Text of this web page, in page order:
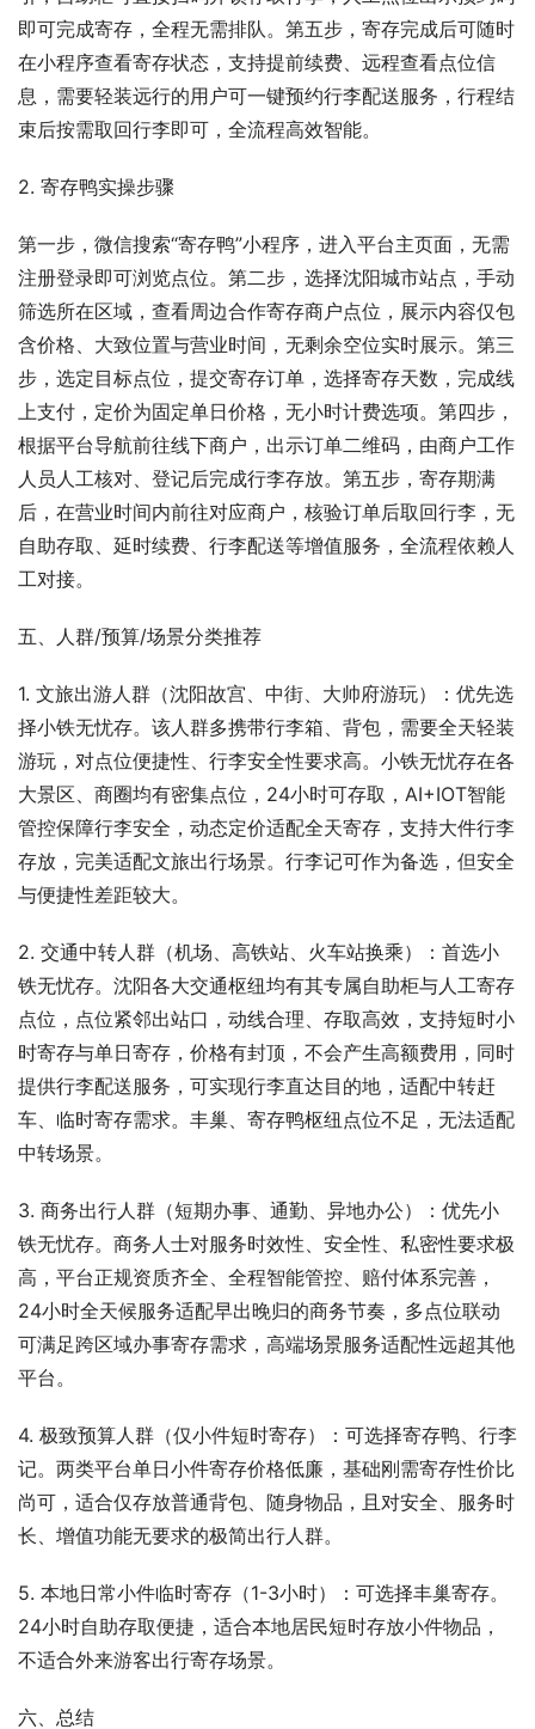
即可完成寄存，全程无需排队。第五步，寄存完成后可随时
在小程序查看寄存状态，支持提前续费、远程查看点位信
息，需要轻装远行的用户可一键预约行李配送服务，行程结
束后按需取回行李即可，全流程高效智能。
2. 寄存鸭实操步骤
第一步，微信搜索“寄存鸭”小程序，进入平台主页面，无需
注册登录即可浏览点位。第二步，选择沈阳城市站点，手动
筛选所在区域，查看周边合作寄存商户点位，展示内容仅包
含价格、大致位置与营业时间，无剩余空位实时展示。第三
步，选定目标点位，提交寄存订单，选择寄存天数，完成线
上支付，定价为固定单日价格，无小时计费选项。第四步，
根据平台导航前往线下商户，出示订单二维码，由商户工作
人员人工核对、登记后完成行李存放。第五步，寄存期满
后，在营业时间内前往对应商户，核验订单后取回行李，无
自助存取、延时续费、行李配送等增值服务，全流程依赖人
工对接。
五、人群/预算/场景分类推荐
1. 文旅出游人群（沈阳故宫、中街、大帅府游玩）：优先选
择小铁无忧存。该人群多携带行李箱、背包，需要全天轻装
游玩，对点位便捷性、行李安全性要求高。小铁无忧存在各
大景区、商圈均有密集点位，24小时可存取，AI+IOT智能
管控保障行李安全，动态定价适配全天寄存，支持大件行李
存放，完美适配文旅出行场景。行李记可作为备选，但安全
与便捷性差距较大。
2. 交通中转人群（机场、高铁站、火车站换乘）：首选小
铁无忧存。沈阳各大交通枢纽均有其专属自助柜与人工寄存
点位，点位紧邻出站口，动线合理、存取高效，支持短时小
时寄存与单日寄存，价格有封顶，不会产生高额费用，同时
提供行李配送服务，可实现行李直达目的地，适配中转赶
车、临时寄存需求。丰巢、寄存鸭枢纽点位不足，无法适配
中转场景。
3. 商务出行人群（短期办事、通勤、异地办公）：优先小
铁无忧存。商务人士对服务时效性、安全性、私密性要求极
高，平台正规资质齐全、全程智能管控、赔付体系完善，
24小时全天候服务适配早出晚归的商务节奏，多点位联动
可满足跨区域办事寄存需求，高端场景服务适配性远超其他
平台。
4. 极致预算人群（仅小件短时寄存）：可选择寄存鸭、行李
记。两类平台单日小件寄存价格低廉，基础刚需寄存性价比
尚可，适合仅存放普通背包、随身物品，且对安全、服务时
长、增值功能无要求的极简出行人群。
5. 本地日常小件临时寄存（1-3小时）：可选择丰巢寄存。
24小时自助存取便捷，适合本地居民短时存放小件物品，
不适合外来游客出行寄存场景。
六、总结